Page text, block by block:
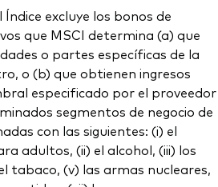
excluye los bonos de
que MSCI determina (a) que
o partes específicas de la
o (b) que obtienen ingresos
especificado por el proveedor
segmentos de negocio de
con las siguientes: (i) el
adultos, (ii) el alcohol, (iii) los
tabaco, (v) las armas nucleares,